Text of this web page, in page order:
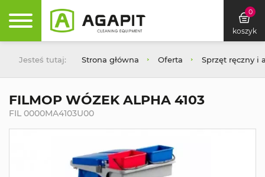
0
koszyk
Jesteś tutaj: Strona główna Oferta Sprzęt ręczny i
FILMOP WÓZEK ALPHA 4103
FIL 0000MA4103U00